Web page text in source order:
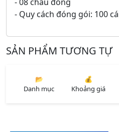
- Quy cách đóng gói: 100
SẢN PHẨM TƯƠNG TỰ
📂
Danh mục
💰
Khoảng giá